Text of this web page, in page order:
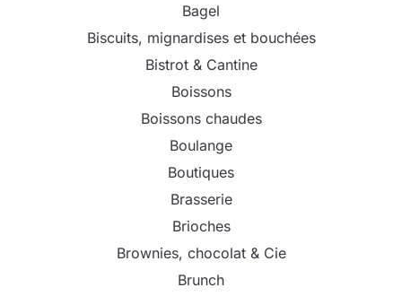
Bagel
Biscuits, mignardises et bouchées
Bistrot & Cantine
Boissons
Boissons chaudes
Boulange
Boutiques
Brasserie
Brioches
Brownies, chocolat & Cie
Brunch